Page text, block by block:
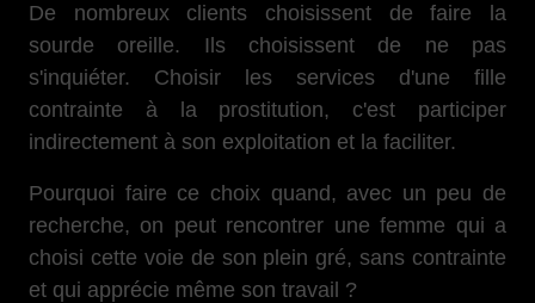
De nombreux clients choisissent de faire la
sourde oreille. Ils choisissent de ne pas
s'inquiéter. Choisir les services d'une fille
contrainte à la prostitution, c'est participer
indirectement à son exploitation et la faciliter.
Pourquoi faire ce choix quand, avec un peu de
recherche, on peut rencontrer une femme qui a
choisi cette voie de son plein gré, sans contrainte
et qui apprécie même son travail ?